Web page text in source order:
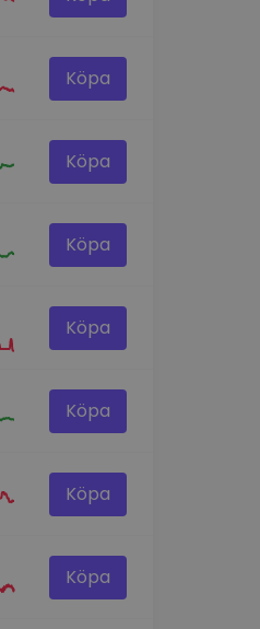
Köpa
Köpa
Köpa
Köpa
Köpa
Köpa
Köpa